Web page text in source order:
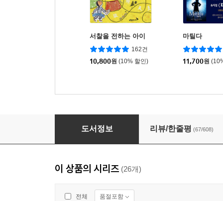
서찰을 전하는 아이
162건
10,800원 (10% 할인)
마틸다
11,700원
65층 나무 집
도서정보 리뷰/한줄평 (67/608)
이 상품의 시리즈 (26개)
전체 품절포함